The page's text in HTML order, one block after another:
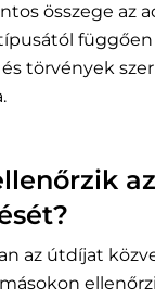
összege az
függően
törvények
az útdíjat